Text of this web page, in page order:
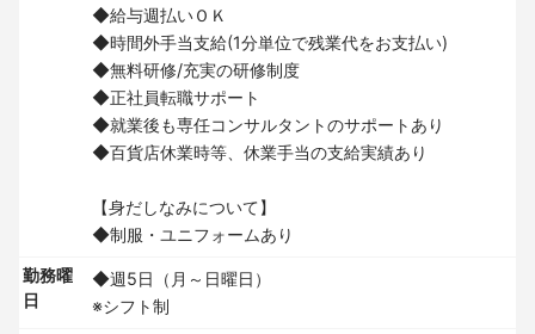
◆給与週払いＯＫ
◆時間外手当支給(1分単位で残業代をお支払い)
◆無料研修/充実の研修制度
◆正社員転職サポート
◆就業後も専任コンサルタントのサポートあり
◆百貨店休業時等、休業手当の支給実績あり
【身だしなみについて】
◆制服・ユニフォームあり
勤務曜
日
◆週5日（月～日曜日）
※シフト制